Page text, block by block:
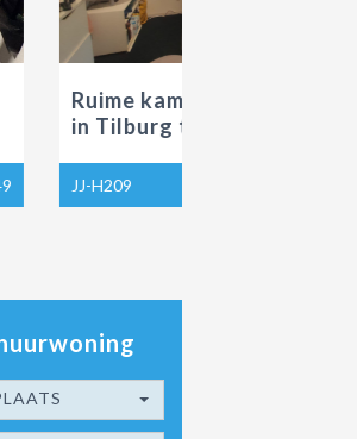
kamer aan de Hoefstraat
te huur